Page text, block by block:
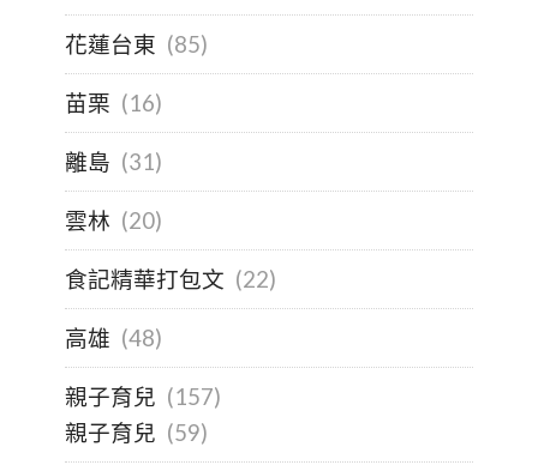
花蓮台東 (85)
苗栗 (16)
離島 (31)
雲林 (20)
食記精華打包文 (22)
高雄 (48)
親子育兒 (157)
親子育兒 (59)